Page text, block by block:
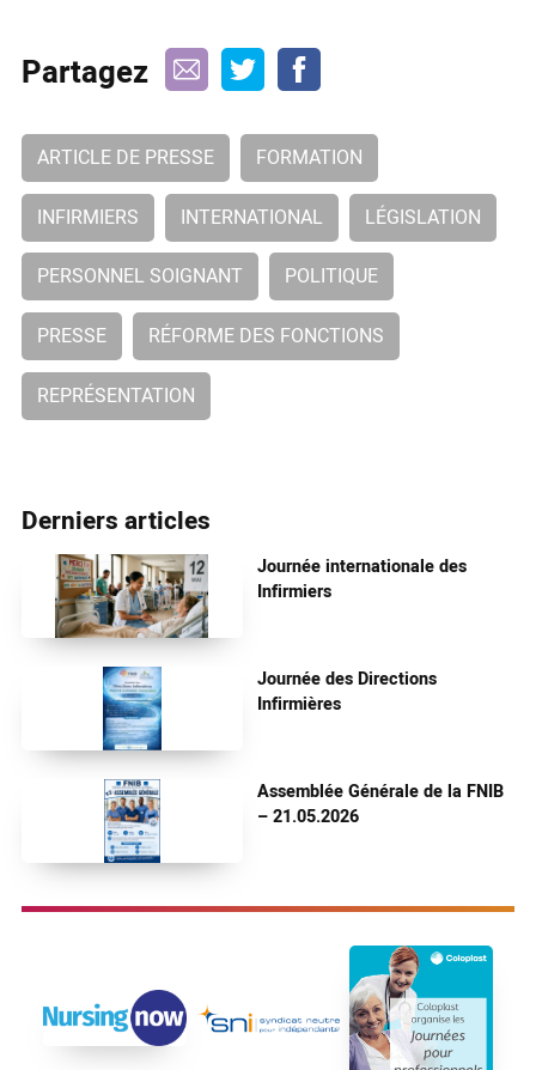
Partagez
ARTICLE DE PRESSE FORMATION
INFIRMIERS INTERNATIONAL LÉGISLATION
PERSONNEL SOIGNANT POLITIQUE
PRESSE RÉFORME DES FONCTIONS
REPRÉSENTATION
Derniers articles
Journée internationale des
Infirmiers
Journée des Directions
Infirmières
Assemblée Générale de la FNIB
– 21.05.2026